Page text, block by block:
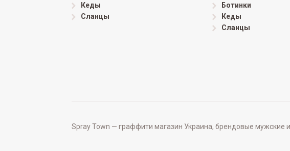
Кеды
Сланцы
Ботинки
Кеды
Сланцы
Spray Town — граффити магазин Украина, брендовые мужские